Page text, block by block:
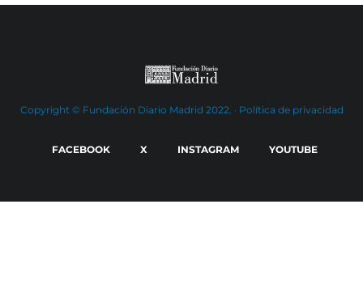
Copyright © Fundación Diario Madrid 2022. · Política de privacidad
FACEBOOK X INSTAGRAM YOUTUBE